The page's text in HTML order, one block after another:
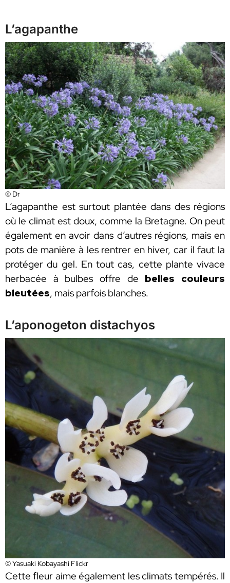
L’agapanthe
© Dr
L’agapanthe est surtout plantée dans des régions
où le climat est doux, comme la Bretagne. On peut
également en avoir dans d’autres régions, mais en
pots de manière à les rentrer en hiver, car il faut la
protéger du gel. En tout cas, cette plante vivace
herbacée à bulbes offre de belles couleurs
bleutées, mais parfois blanches.
L’aponogeton distachyos
© Yasuaki Kobayashi Flickr
Cette fleur aime également les climats tempérés. Il